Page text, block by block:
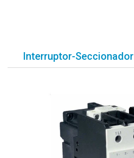
Interruptor-Seccionador